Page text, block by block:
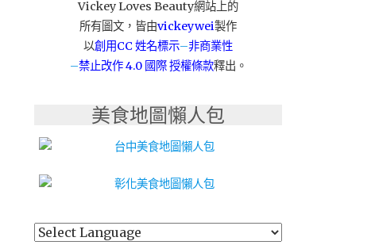
Vickey Loves Beauty網站上的
所有圖文，皆由vickeywei製作
以創用CC 姓名標示–非商業性
–禁止改作4.0 國際 授權條款釋出。
美食地圖懶人包